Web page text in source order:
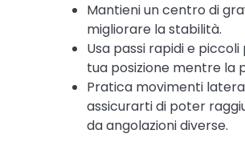
Mantieni un centro di
migliorare la stabilità.
Usa passi rapidi e
tua posizione mentre la
Pratica movimenti
assicurarti di poter
da angolazioni diverse.